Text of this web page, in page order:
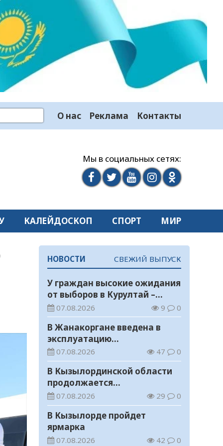
О нас Реклама Контакты
Мы в социальных сетях:
КАЛЕЙДОСКОП СПОРТ МИР
НОВОСТИ СВЕЖИЙ ВЫПУСК
У граждан высокие ожидания
от выборов в Курултай –
опрос общественного мнения
07.08.2026 9 0
В Жанакоргане введена в
эксплуатацию
водораспределительная
станция
07.08.2026 47 0
В Кызылординской области
продолжается
экологическая акция «Таза
Қазақстан»
07.08.2026 29 0
В Кызылорде пройдет
ярмарка
07.08.2026 42 0